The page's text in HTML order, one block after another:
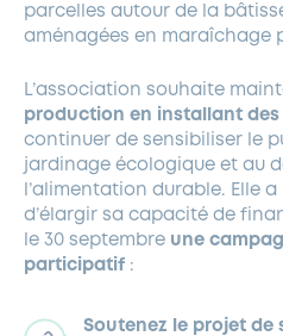
parcelles autour de la
aménagées en maraîchage
L’association souhaite
production en installant des
continuer de sensibiliser le
jardinage écologique et au
l’alimentation durable. Elle a
d’élargir sa capacité de
le 30 septembre une
participatif :
Soutenez le projet de